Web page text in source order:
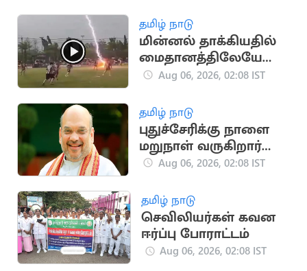
தமிழ் நாடு
மின்னல் தாக்கியதில்
மைதானத்திலேயே
வீரர் உயிரிழப்பு - 12 பேர்
Aug 06, 2026, 02:08 IST
தமிழ் நாடு
புதுச்சேரிக்கு நாளை
மறுநாள் வருகிறார்
மத்திய அமைச்சர்
Aug 06, 2026, 02:08 IST
தமிழ் நாடு
செவிலியர்கள் கவன
ஈர்ப்பு போராட்டம்
Aug 06, 2026, 02:08 IST